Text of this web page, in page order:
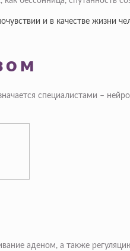
и в качестве жизни
специалистами –
аденом, а также